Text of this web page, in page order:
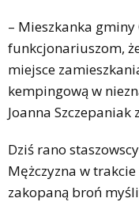
– Mieszkanka gminy
funkcjonariuszom,
miejsce
kempingową w
Joanna Szczepaniak
Dziś rano
Mężczyzna w
zakopaną broń